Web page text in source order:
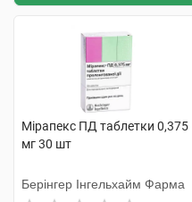
Мірапекс ПД таблетки 0,375
мг 30 шт
Берінгер Інгельхайм Фарма